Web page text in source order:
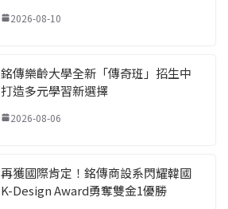
2026-08-10
銘傳樂齡大學全新「傳奇班」招生中
打造多元學習新選擇
2026-08-06
再獲國際肯定！銘傳商設系閃耀韓國
K-Design Award勇奪雙金1優勝